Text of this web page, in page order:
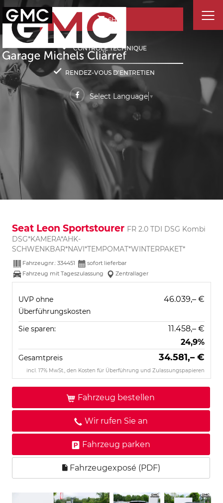
SHOP
CONTRÔLE TECHNIQUE
RENDEZ-VOUS D'ENTRETIEN
Select Language ▼
Seat Leon Sportstourer FR 2.0 TDI DSG Kombi
DSG*KAMERA*AHK-
SCHWENKBAR*NAVI*TEMPOMAT*WINTERPAKET*
Fahrzeugnr.: 334451
sofort lieferbar
Fahrzeug mit Tageszulassung
Zentrallager
UVP ohne
Überführungskosten
46.039,– €
Sie sparen:
11.458,– €
24,9%
Gesamtpreis 34.581,– €
incl. 17% MwSt., den Kosten für Überführung und Zulassungspapieren
Fahrzeug bestellen
Wir rufen Sie an
Fahrzeug parken
Fahrzeugexposé (PDF)